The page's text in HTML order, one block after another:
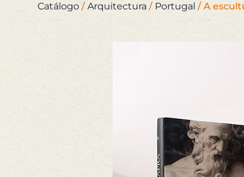
Catálogo / Arquitectura / Portugal / A